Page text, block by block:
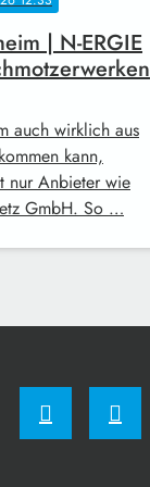
| N-ERGIE
auch wirklich aus
kann,
nur Anbieter wie
GmbH. So …